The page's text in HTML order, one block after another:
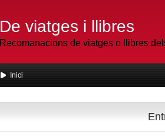
De viatges i llibres
Recomanacions de viatges o llibres
Inici